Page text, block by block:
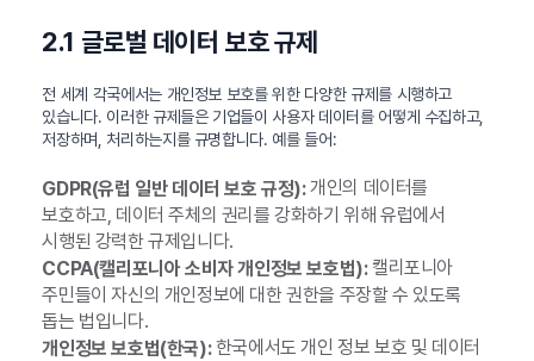
2.1 글로벌 데이터 보호 규제
전 세계 각국에서는 개인정보 보호를 위한 다양한 규제를 시행하고
있습니다. 이러한 규제들은 기업들이 사용자 데이터를 어떻게 수집하고,
저장하며, 처리하는지를 규명합니다. 예를 들어:
GDPR(유럽 일반 데이터 보호 규정):개인의 데이터를
보호하고, 데이터 주체의 권리를 강화하기 위해 유럽에서
시행된 강력한 규제입니다.
CCPA(캘리포니아 소비자 개인정보 보호법):캘리포니아
주민들이 자신의 개인정보에 대한 권한을 주장할 수 있도록
돕는 법입니다.
개인정보 보호법(한국):한국에서도 개인 정보 보호 및 데이터